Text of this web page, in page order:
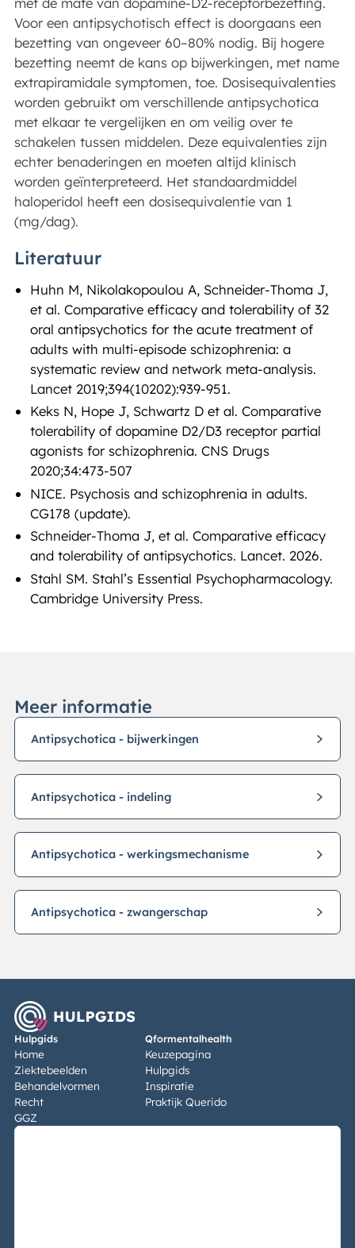
Voor een antipsychotisch effect is doorgaans een
bezetting van ongeveer 60–80% nodig. Bij hogere
bezetting neemt de kans op bijwerkingen, met name
extrapiramidale symptomen, toe. Dosisequivalenties
worden gebruikt om verschillende antipsychotica
met elkaar te vergelijken en om veilig over te
schakelen tussen middelen. Deze equivalenties zijn
echter benaderingen en moeten altijd klinisch
worden geïnterpreteerd. Het standaardmiddel
haloperidol heeft een dosisequivalentie van 1
(mg/dag).
Literatuur
Huhn M, Nikolakopoulou A, Schneider-Thoma J,
et al. Comparative efficacy and tolerability of 32
oral antipsychotics for the acute treatment of
adults with multi-episode schizophrenia: a
systematic review and network meta-analysis.
Lancet 2019;394(10202):939-951.
Keks N, Hope J, Schwartz D et al. Comparative
tolerability of dopamine D2/D3 receptor partial
agonists for schizophrenia. CNS Drugs
2020;34:473-507
NICE. Psychosis and schizophrenia in adults.
CG178 (update).
Schneider-Thoma J, et al. Comparative efficacy
and tolerability of antipsychotics. Lancet. 2026.
Stahl SM. Stahl’s Essential Psychopharmacology.
Cambridge University Press.
Meer informatie
Antipsychotica - bijwerkingen
Antipsychotica - indeling
Antipsychotica - werkingsmechanisme
Antipsychotica - zwangerschap
Hulpgids
Home
Ziektebeelden
Behandelvormen
Recht
GGZ
Qformentalhealth
Keuzepagina
Hulpgids
Inspiratie
Praktijk Querido